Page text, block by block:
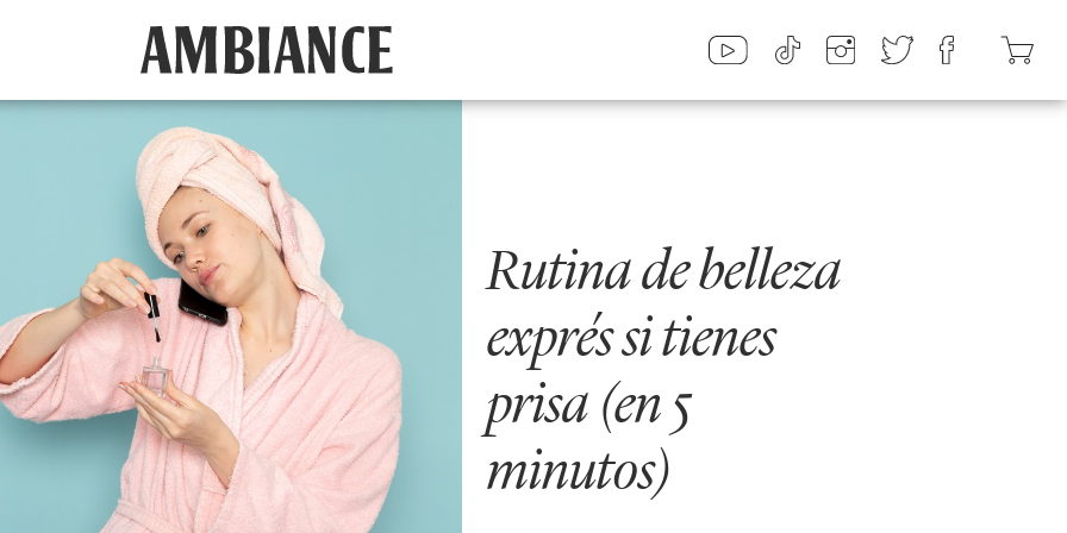
Rutina de belleza
exprés si tienes
prisa (en 5
minutos)